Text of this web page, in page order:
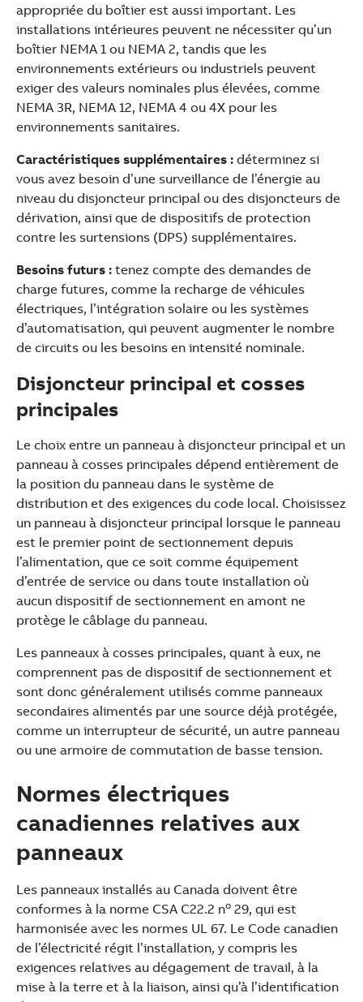
appropriée du boîtier est aussi important. Les
installations intérieures peuvent ne nécessiter qu’un
boîtier NEMA 1 ou NEMA 2, tandis que les
environnements extérieurs ou industriels peuvent
exiger des valeurs nominales plus élevées, comme
NEMA 3R, NEMA 12, NEMA 4 ou 4X pour les
environnements sanitaires.
Caractéristiques supplémentaires : déterminez si
vous avez besoin d’une surveillance de l’énergie au
niveau du disjoncteur principal ou des disjoncteurs de
dérivation, ainsi que de dispositifs de protection
contre les surtensions (DPS) supplémentaires.
Besoins futurs : tenez compte des demandes de
charge futures, comme la recharge de véhicules
électriques, l’intégration solaire ou les systèmes
d’automatisation, qui peuvent augmenter le nombre
de circuits ou les besoins en intensité nominale.
Disjoncteur principal et cosses
principales
Le choix entre un panneau à disjoncteur principal et un
panneau à cosses principales dépend entièrement de
la position du panneau dans le système de
distribution et des exigences du code local. Choisissez
un panneau à disjoncteur principal lorsque le panneau
est le premier point de sectionnement depuis
l’alimentation, que ce soit comme équipement
d’entrée de service ou dans toute installation où
aucun dispositif de sectionnement en amont ne
protège le câblage du panneau.
Les panneaux à cosses principales, quant à eux, ne
comprennent pas de dispositif de sectionnement et
sont donc généralement utilisés comme panneaux
secondaires alimentés par une source déjà protégée,
comme un interrupteur de sécurité, un autre panneau
ou une armoire de commutation de basse tension.
Normes électriques
canadiennes relatives aux
panneaux
Les panneaux installés au Canada doivent être
conformes à la norme CSA C22.2 no 29, qui est
harmonisée avec les normes UL 67. Le Code canadien
de l’électricité régit l’installation, y compris les
exigences relatives au dégagement de travail, à la
mise à la terre et à la liaison, ainsi qu’à l’identification